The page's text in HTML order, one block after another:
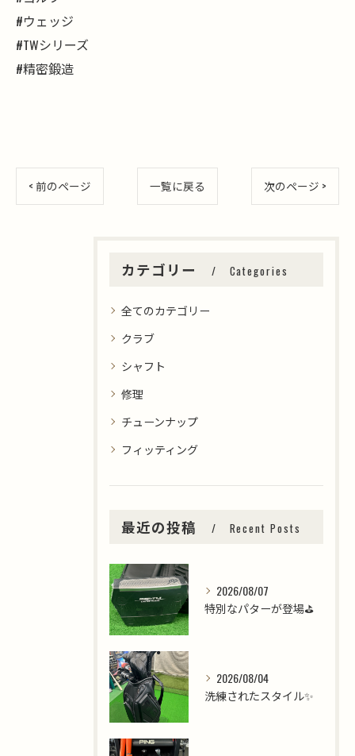
#ウェッジ
#TWシリーズ
#精密鍛造
< 前のページ 一覧に戻る 次のページ >
カテゴリー Categories
全てのカテゴリー
クラブ
シャフト
修理
チューンナップ
フィッティング
最近の投稿 Recent Posts
2026/08/07
特別なパターが登場⛳️
2026/08/04
洗練されたスタイル✨